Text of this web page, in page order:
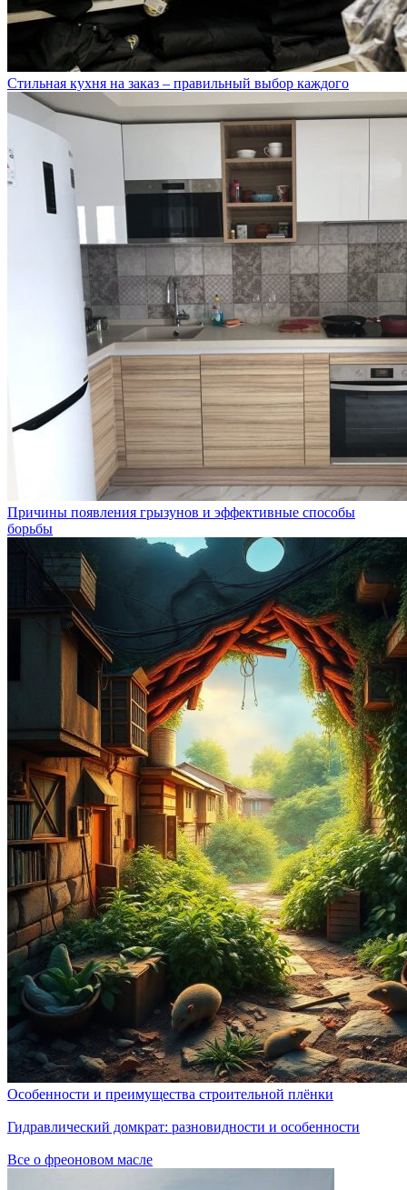
Стильная кухня на заказ – правильный выбор каждого
Причины появления грызунов и эффективные способы
борьбы
Особенности и преимущества строительной плёнки
Гидравлический домкрат: разновидности и особенности
Все о фреоновом масле